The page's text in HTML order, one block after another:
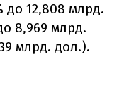
до 12,808 млрд.
8,969 млрд.
млрд. дол.).